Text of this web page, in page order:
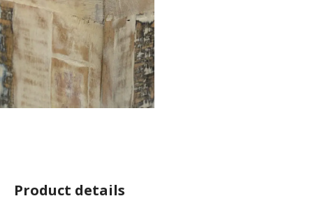
Product details